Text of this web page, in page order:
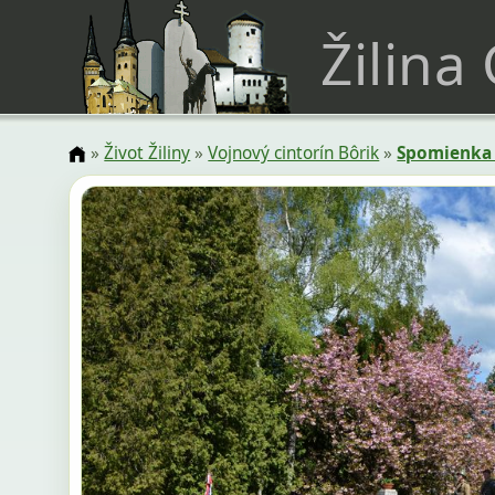
Žilina
»Život Žiliny»Vojnový cintorín Bôrik»Spomienka